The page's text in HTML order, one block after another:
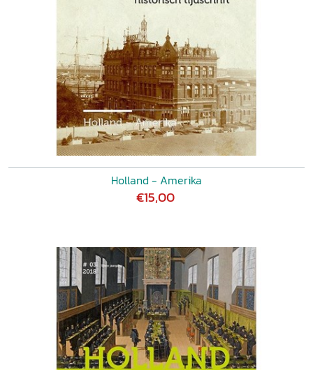
Holland - Amerika
€15,00